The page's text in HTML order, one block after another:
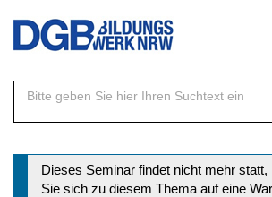
Direkt
Inhalt
Statusmeldung
Dieses Seminar findet nicht mehr statt,
Sie sich zu diesem Thema auf eine